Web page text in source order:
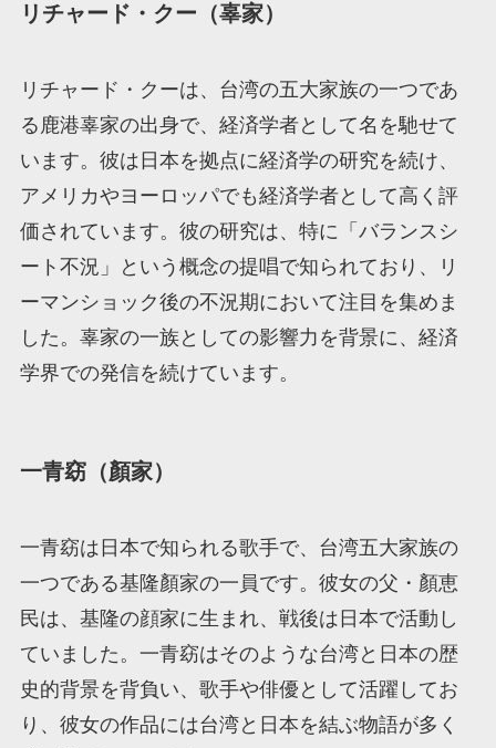
リチャード・クー（辜家）
リチャード・クーは、台湾の五大家族の一つであ
る鹿港辜家の出身で、経済学者として名を馳せて
います。彼は日本を拠点に経済学の研究を続け、
アメリカやヨーロッパでも経済学者として高く評
価されています。彼の研究は、特に「バランスシ
ート不況」という概念の提唱で知られており、リ
ーマンショック後の不況期において注目を集めま
した。辜家の一族としての影響力を背景に、経済
学界での発信を続けています。
一青窈（顏家）
一青窈は日本で知られる歌手で、台湾五大家族の
一つである基隆顏家の一員です。彼女の父・顏恵
民は、基隆の顔家に生まれ、戦後は日本で活動し
ていました。一青窈はそのような台湾と日本の歴
史的背景を背負い、歌手や俳優として活躍してお
り、彼女の作品には台湾と日本を結ぶ物語が多く